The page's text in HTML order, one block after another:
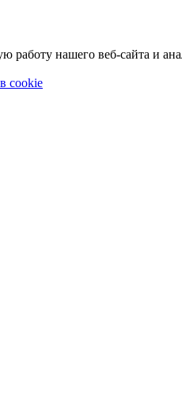
нашего веб-сайта и
cookie